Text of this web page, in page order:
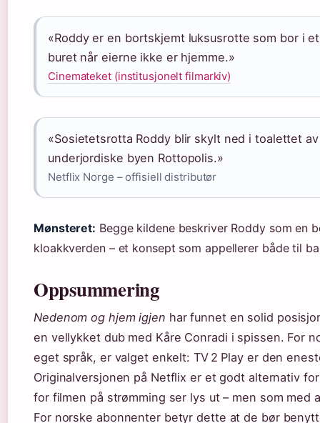
«Roddy er en bortskjemt luksusrotte som bor i
buret når eierne ikke er hjemme.»
Cinemateket (institusjonelt filmarkiv)
«Sosietetsrotta Roddy blir skylt ned i toalettet
underjordiske byen Rottopolis.»
Netflix Norge – offisiell distributør
Mønsteret: Begge kildene beskriver Roddy som en
kloakkverden – et konsept som appellerer både til
Oppsummering
Nedenom og hjem igjen har funnet en solid
en vellykket dub med Kåre Conradi i spissen. For
eget språk, er valget enkelt: TV 2 Play er den
Originalversjonen på Netflix er et godt alternativ
for filmen på strømming ser lys ut – men som med
For norske abonnenter betyr dette at de bør